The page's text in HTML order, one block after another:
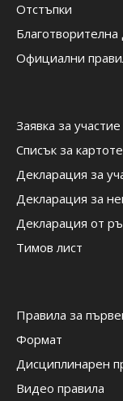
Отстъпки
Благотворителна
Официални
Заявка за участие
Списък за
Декларация за
Декларация за
Декларация от
Тимов лист
Правила за
Формат
Дисциплинарен
Видео правила